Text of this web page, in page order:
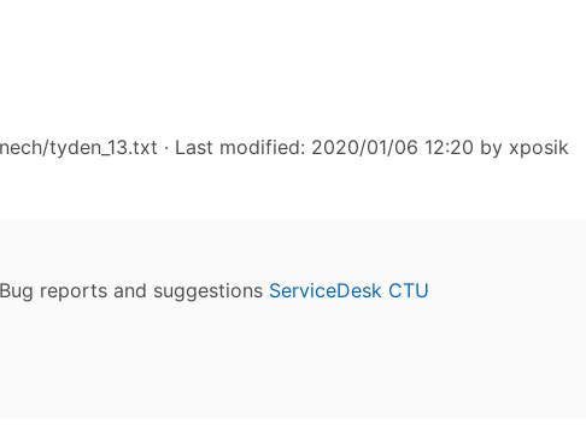
tyden_13.txt · Last modified: 2020/01/06 12:20 by xposik
reports and suggestions ServiceDesk CTU